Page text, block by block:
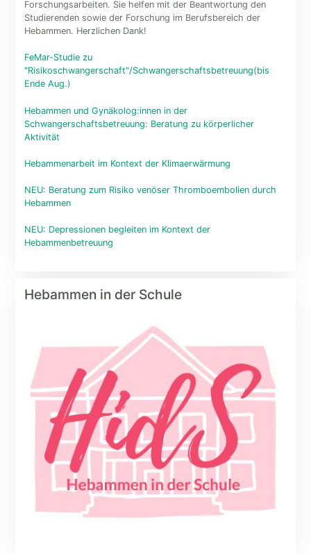
Forschungsarbeiten. Sie helfen mit der Beantwortung den
Studierenden sowie der Forschung im Berufsbereich der
Hebammen. Herzlichen Dank!
FeMar-Studie zu
"Risikoschwangerschaft"/Schwangerschaftsbetreuung(bis
Ende Aug.)
Hebammen und Gynäkolog:innen in der
Schwangerschaftsbetreuung: Beratung zu körperlicher
Aktivität
Hebammenarbeit im Kontext der Klimaerwärmung
NEU: Beratung zum Risiko venöser Thromboembolien durch
Hebammen
NEU: Depressionen begleiten im Kontext der
Hebammenbetreuung
Hebammen in der Schule